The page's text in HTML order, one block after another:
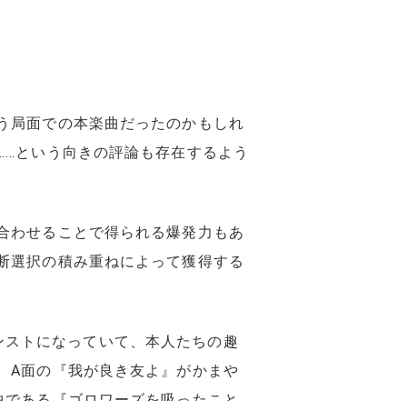
局面での本楽曲だったのかもしれ
という向きの評論も存在するよう
わせることで得られる爆発力もあ
選択の積み重ねによって獲得する
トになっていて、本人たちの趣
A面の『我が良き友よ』がかまや